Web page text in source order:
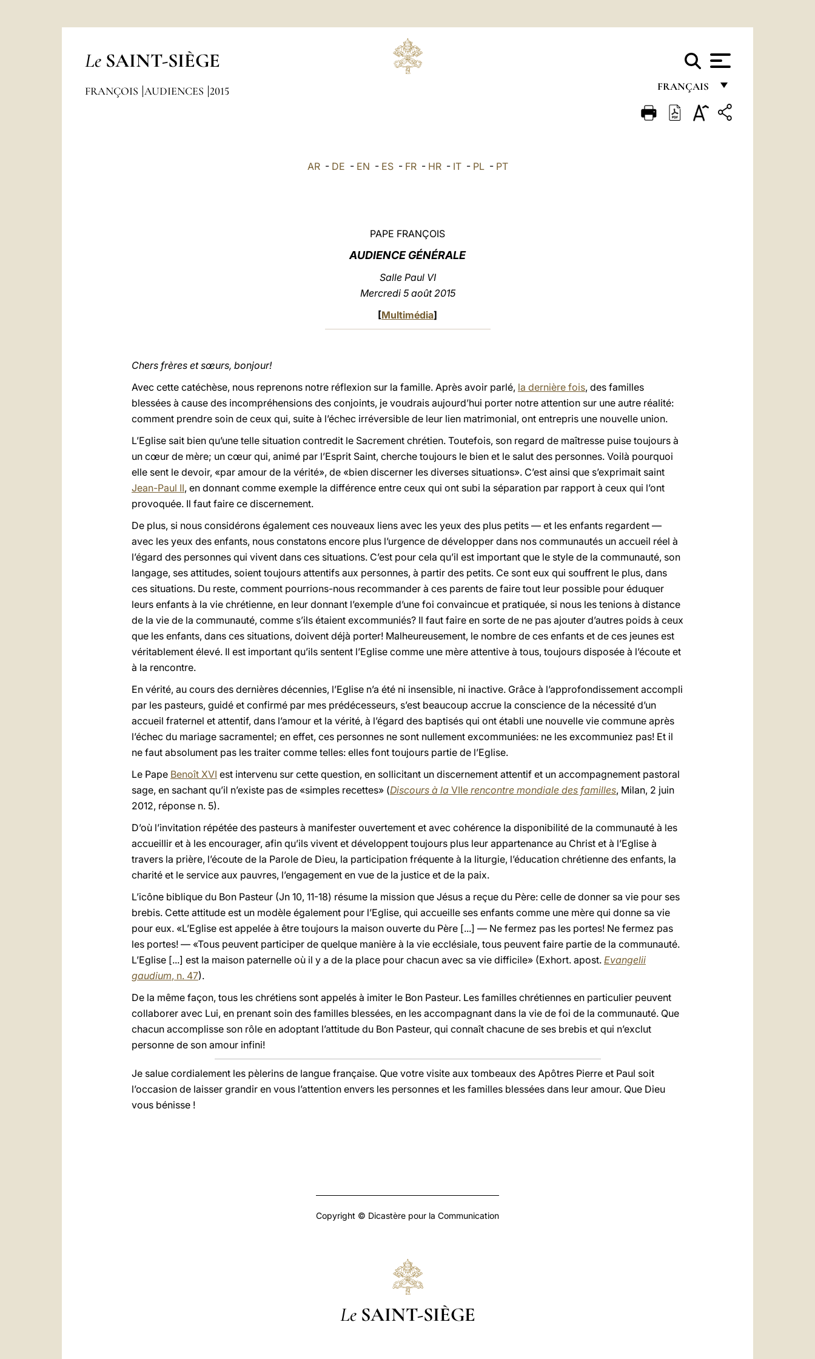
Le SAINT-SIÈGE
FRANÇAIS
FRANÇAIS
FRANÇOIS AUDIENCES 2015
AR- DE - EN - ES- FR- HR- IT- PL- PT
PAPE FRANÇOIS
AUDIENCE GÉNÉRALE
Salle Paul VI
Mercredi 5 août 2015
[Multimédia]
Chers frères et sœurs, bonjour!
Avec cette catéchèse, nous reprenons notre réflexion sur la famille. Après avoir parlé, la dernière fois, des familles
blessées à cause des incompréhensions des conjoints, je voudrais aujourd’hui porter notre attention sur une autre réalité:
comment prendre soin de ceux qui, suite à l’échec irréversible de leur lien matrimonial, ont entrepris une nouvelle union.
L’Eglise sait bien qu’une telle situation contredit le Sacrement chrétien. Toutefois, son regard de maîtresse puise toujours à
un cœur de mère; un cœur qui, animé par l’Esprit Saint, cherche toujours le bien et le salut des personnes. Voilà pourquoi
elle sent le devoir, «par amour de la vérité», de «bien discerner les diverses situations». C’est ainsi que s’exprimait saint
Jean-Paul II, en donnant comme exemple la différence entre ceux qui ont subi la séparation par rapport à ceux qui l’ont
provoquée. Il faut faire ce discernement.
De plus, si nous considérons également ces nouveaux liens avec les yeux des plus petits — et les enfants regardent —
avec les yeux des enfants, nous constatons encore plus l’urgence de développer dans nos communautés un accueil réel à
l’égard des personnes qui vivent dans ces situations. C’est pour cela qu’il est important que le style de la communauté, son
langage, ses attitudes, soient toujours attentifs aux personnes, à partir des petits. Ce sont eux qui souffrent le plus, dans
ces situations. Du reste, comment pourrions-nous recommander à ces parents de faire tout leur possible pour éduquer
leurs enfants à la vie chrétienne, en leur donnant l’exemple d’une foi convaincue et pratiquée, si nous les tenions à distance
de la vie de la communauté, comme s’ils étaient excommuniés? Il faut faire en sorte de ne pas ajouter d’autres poids à ceux
que les enfants, dans ces situations, doivent déjà porter! Malheureusement, le nombre de ces enfants et de ces jeunes est
véritablement élevé. Il est important qu’ils sentent l’Eglise comme une mère attentive à tous, toujours disposée à l’écoute et
à la rencontre.
En vérité, au cours des dernières décennies, l’Eglise n’a été ni insensible, ni inactive. Grâce à l’approfondissement accompli
par les pasteurs, guidé et confirmé par mes prédécesseurs, s’est beaucoup accrue la conscience de la nécessité d’un
accueil fraternel et attentif, dans l’amour et la vérité, à l’égard des baptisés qui ont établi une nouvelle vie commune après
l’échec du mariage sacramentel; en effet, ces personnes ne sont nullement excommuniées: ne les excommuniez pas! Et il
ne faut absolument pas les traiter comme telles: elles font toujours partie de l’Eglise.
Le Pape Benoît XVI est intervenu sur cette question, en sollicitant un discernement attentif et un accompagnement pastoral
sage, en sachant qu’il n’existe pas de «simples recettes» (Discours à la VIIe rencontre mondiale des familles, Milan, 2 juin
2012, réponse n. 5).
D’où l’invitation répétée des pasteurs à manifester ouvertement et avec cohérence la disponibilité de la communauté à les
accueillir et à les encourager, afin qu’ils vivent et développent toujours plus leur appartenance au Christ et à l’Eglise à
travers la prière, l’écoute de la Parole de Dieu, la participation fréquente à la liturgie, l’éducation chrétienne des enfants, la
charité et le service aux pauvres, l’engagement en vue de la justice et de la paix.
L’icône biblique du Bon Pasteur (Jn 10, 11-18) résume la mission que Jésus a reçue du Père: celle de donner sa vie pour ses
brebis. Cette attitude est un modèle également pour l’Eglise, qui accueille ses enfants comme une mère qui donne sa vie
pour eux. «L’Eglise est appelée à être toujours la maison ouverte du Père [...] — Ne fermez pas les portes! Ne fermez pas
les portes! — «Tous peuvent participer de quelque manière à la vie ecclésiale, tous peuvent faire partie de la communauté.
L’Eglise [...] est la maison paternelle où il y a de la place pour chacun avec sa vie difficile» (Exhort. apost. Evangelii
gaudium, n. 47).
De la même façon, tous les chrétiens sont appelés à imiter le Bon Pasteur. Les familles chrétiennes en particulier peuvent
collaborer avec Lui, en prenant soin des familles blessées, en les accompagnant dans la vie de foi de la communauté. Que
chacun accomplisse son rôle en adoptant l’attitude du Bon Pasteur, qui connaît chacune de ses brebis et qui n’exclut
personne de son amour infini!
Je salue cordialement les pèlerins de langue française. Que votre visite aux tombeaux des Apôtres Pierre et Paul soit
l’occasion de laisser grandir en vous l’attention envers les personnes et les familles blessées dans leur amour. Que Dieu
vous bénisse !
Copyright © Dicastère pour la Communication
Le SAINT-SIÈGE